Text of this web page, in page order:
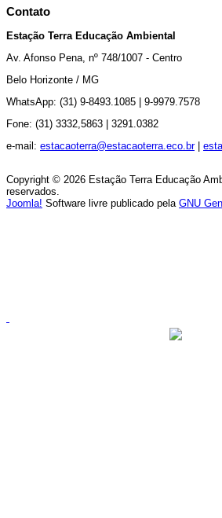
Contato
Estação Terra Educação Ambiental
Av. Afonso Pena, nº 748/1007 - Centro
Belo Horizonte / MG
WhatsApp: (31) 9-8493.1085 | 9-9979.7578
Fone: (31) 3332,5863 | 3291.0382
e-mail: estacaoterra@estacaoterra.eco.br|
Copyright © 2026 Estação Terra Educação
reservados.
Joomla! Software livre publicado pela GNU